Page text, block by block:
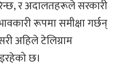
र अदालतहरूले सरकारी
रूपमा समीक्षा गर्छन्
अहिले टेलिग्राम
छ।